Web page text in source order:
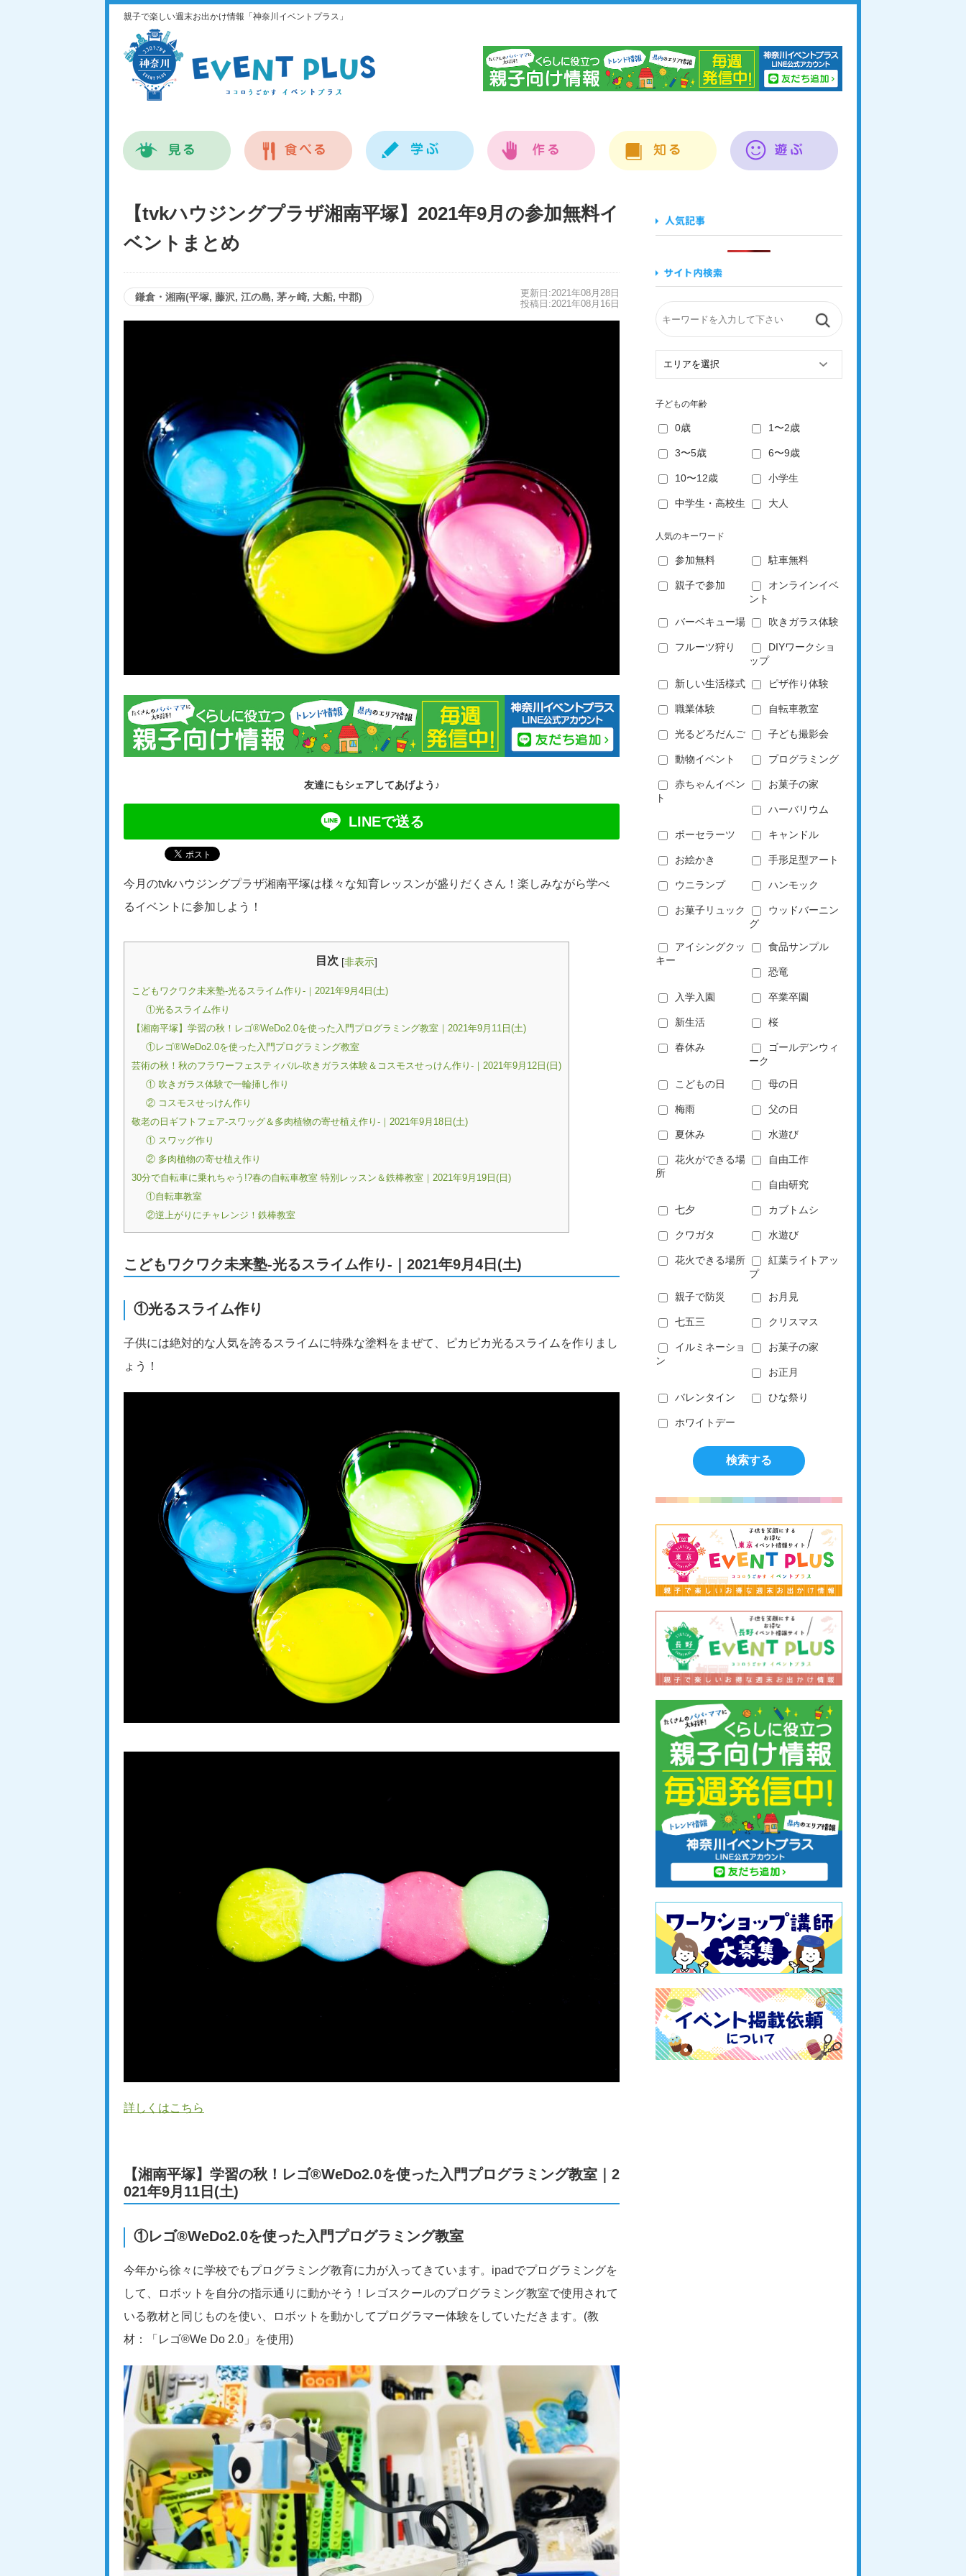
親子で楽しい週末お出かけ情報「神奈川イベントプラス」
【tvkハウジングプラザ湘南平塚】2021年9月の参加無料イ
ベントまとめ
鎌倉・湘南(平塚, 藤沢, 江の島, 茅ヶ崎, 大船, 中郡)
更新日:2021年08月28日
投稿日:2021年08月16日
友達にもシェアしてあげよう♪
LINEで送る
今月のtvkハウジングプラザ湘南平塚は様々な知育レッスンが盛りだくさん！楽しみながら学べ
るイベントに参加しよう！
目次 [非表示]
こどもワクワク未来塾-光るスライム作り-｜2021年9月4日(土)
①光るスライム作り
【湘南平塚】学習の秋！レゴ®WeDo2.0を使った入門プログラミング教室｜2021年9月11日(土)
①レゴ®WeDo2.0を使った入門プログラミング教室
芸術の秋！秋のフラワーフェスティバル-吹きガラス体験＆コスモスせっけん作り-｜2021年9月12日(日)
① 吹きガラス体験で一輪挿し作り
② コスモスせっけん作り
敬老の日ギフトフェア-スワッグ＆多肉植物の寄せ植え作り-｜2021年9月18日(土)
① スワッグ作り
② 多肉植物の寄せ植え作り
30分で自転車に乗れちゃう!?春の自転車教室 特別レッスン＆鉄棒教室｜2021年9月19日(日)
①自転車教室
②逆上がりにチャレンジ！鉄棒教室
こどもワクワク未来塾-光るスライム作り-｜2021年9月4日(土)
①光るスライム作り
子供には絶対的な人気を誇るスライムに特殊な塗料をまぜて、ピカピカ光るスライムを作りまし
ょう！
詳しくはこちら
【湘南平塚】学習の秋！レゴ®WeDo2.0を使った入門プログラミング教室｜2
021年9月11日(土)
①レゴ®WeDo2.0を使った入門プログラミング教室
今年から徐々に学校でもプログラミング教育に力が入ってきています。ipadでプログラミングを
して、ロボットを自分の指示通りに動かそう！レゴスクールのプログラミング教室で使用されて
いる教材と同じものを使い、ロボットを動かしてプログラマー体験をしていただきます。(教
材：「レゴ®We Do 2.0」を使用)
子どもの年齢
0歳 1〜2歳
3〜5歳 6〜9歳
10〜12歳 小学生
中学生・高校生 大人
人気のキーワード
参加無料 駐車無料
親子で参加
オンラインイベ
ント
バーベキュー場 吹きガラス体験
フルーツ狩り
DIYワークショ
ップ
新しい生活様式 ピザ作り体験
職業体験 自転車教室
光るどろだんご 子ども撮影会
動物イベント プログラミング
赤ちゃんイベン
ト
お菓子の家
ハーバリウム
ポーセラーツ キャンドル
お絵かき 手形足型アート
ウニランプ ハンモック
お菓子リュック
ウッドバーニン
グ
アイシングクッ
キー
食品サンプル
恐竜
入学入園 卒業卒園
新生活 桜
春休み
ゴールデンウィ
ーク
こどもの日 母の日
梅雨 父の日
夏休み 水遊び
花火ができる場
所
自由工作
自由研究
七夕 カブトムシ
クワガタ 水遊び
花火できる場所
紅葉ライトアッ
プ
親子で防災 お月見
七五三 クリスマス
イルミネーショ
ン
お菓子の家
お正月
バレンタイン ひな祭り
ホワイトデー